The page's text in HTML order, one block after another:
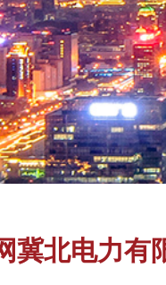
冀北电力有